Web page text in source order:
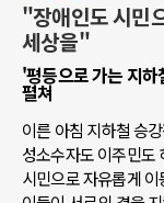
"장애인도 시민
세상을"
'평등으로 가는 지
펼쳐
이른 아침 지하철 승
성소수자도 이주민도
시민으로 자유롭게